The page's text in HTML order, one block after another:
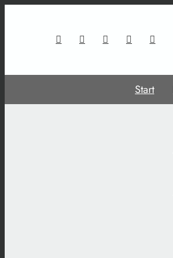
Start